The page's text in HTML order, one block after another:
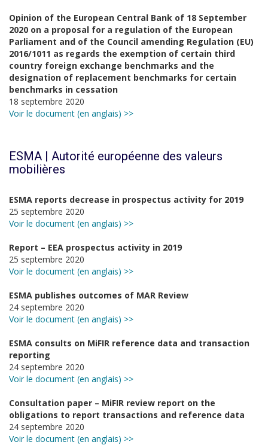
Opinion of the European Central Bank of 18 September
2020 on a proposal for a regulation of the European
Parliament and of the Council amending Regulation (EU)
2016/1011 as regards the exemption of certain third
country foreign exchange benchmarks and the
designation of replacement benchmarks for certain
benchmarks in cessation
18 septembre 2020
Voir le document (en anglais) >>
ESMA | Autorité européenne des valeurs
mobilières
ESMA reports decrease in prospectus activity for 2019
25 septembre 2020
Voir le document (en anglais) >>
Report – EEA prospectus activity in 2019
25 septembre 2020
Voir le document (en anglais) >>
ESMA publishes outcomes of MAR Review
24 septembre 2020
Voir le document (en anglais) >>
ESMA consults on MiFIR reference data and transaction
reporting
24 septembre 2020
Voir le document (en anglais) >>
Consultation paper – MiFIR review report on the
obligations to report transactions and reference data
24 septembre 2020
Voir le document (en anglais) >>